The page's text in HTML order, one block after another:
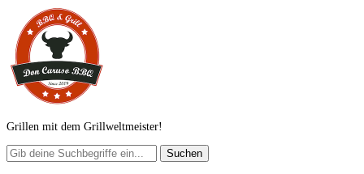
Grillen mit dem Grillweltmeister!